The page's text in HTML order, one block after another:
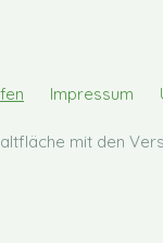
Impressum
mit den